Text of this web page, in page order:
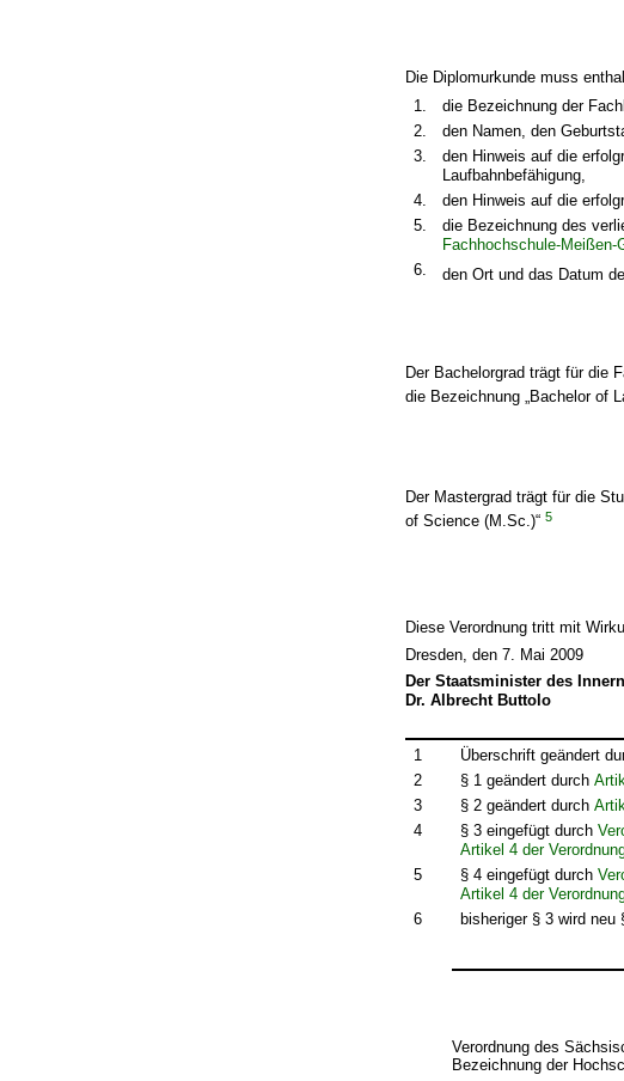
Die Diplomurkunde muss
1.
die Bezeichnung der
2.
den Namen, den
3.
den Hinweis auf die
Laufbahnbefähigung,
4.
den Hinweis auf die
5.
die Bezeichnung des
Fachhochschule-Meißen-
6.
den Ort und das Datum
Der Bachelorgrad trägt für die
die Bezeichnung „Bachelor of
Der Mastergrad trägt für die
of Science (M.Sc.)“5
Diese Verordnung tritt mit
Dresden, den 7. Mai 2009
Der Staatsminister des Innern
Dr. Albrecht Buttolo
1 Überschrift geändert
2
§ 1 geändert durch
3
§ 2 geändert durch
4
§ 3 eingefügt durch
Artikel 4 der
5
§ 4 eingefügt durch
Artikel 4 der
6
bisheriger § 3 wird
Verordnung des
Bezeichnung der